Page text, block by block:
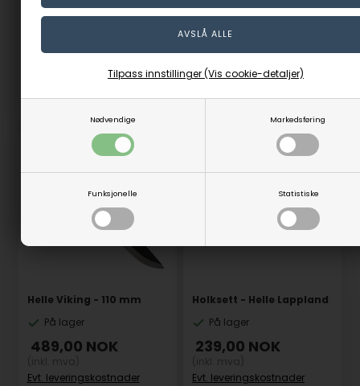
Nødvendige Markedsføring
Funksjonelle Statistiske
Tilpass innstillinger (Vis cookie-detaljer)
849,00NOK
Evt. leveringskostnader
809,00NOK
(inkl. mva)
Helle Viking - 110 mm
På lager
489,00 NOK
Evt. leveringskostnader
Holksett - Helle Lappland
På lager
239,00 NOK
Evt. leveringskostnader